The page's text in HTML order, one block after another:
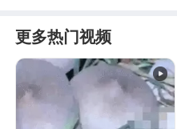
更多热门视频